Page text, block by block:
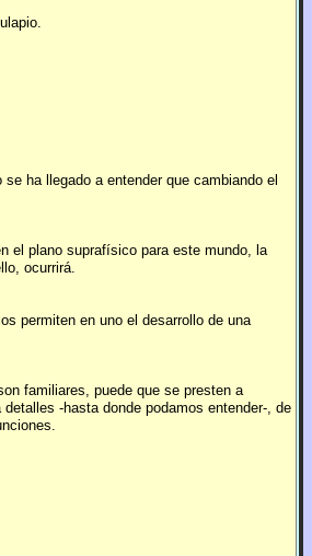
ha llegado a entender que cambiando el
el plano suprafísico para este mundo, la
ocurrirá.
permiten en uno el desarrollo de una
familiares, puede que se presten a
-hasta donde podamos entender-, de